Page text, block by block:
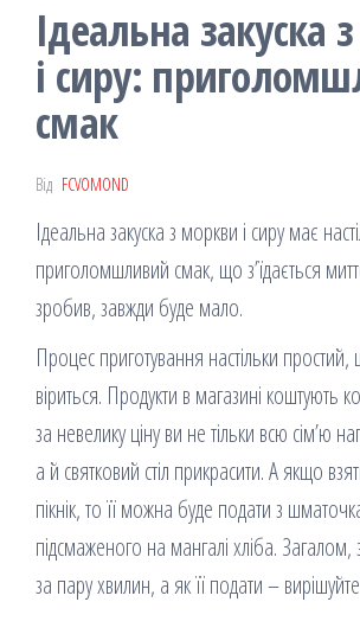
Ідеальна закуска
і сиру:
смак
Від FCVOMOND
Ідеальна закуска з моркви і сиру має
приголомшливий смак, що з’їдається
зробив, завжди буде мало.
Процес приготування настільки простий,
віриться. Продукти в магазині коштують
за невелику ціну ви не тільки всю сім’ю
а й святковий стіл прикрасити. А якщо
пікнік, то її можна буде подати з
підсмаженого на мангалі хліба.
за пару хвилин, а як її подати –